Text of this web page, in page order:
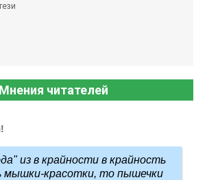
Мнения читателей
из в крайности в крайность
мышки-красотки, то пышечки